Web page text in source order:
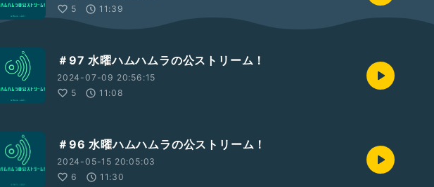
5
11:39
＃97 水曜ハムハムラの公ストリーム！
2024-07-09 20:56:15
5
11:08
＃96 水曜ハムハムラの公ストリーム！
2024-05-15 20:05:03
6
11:30